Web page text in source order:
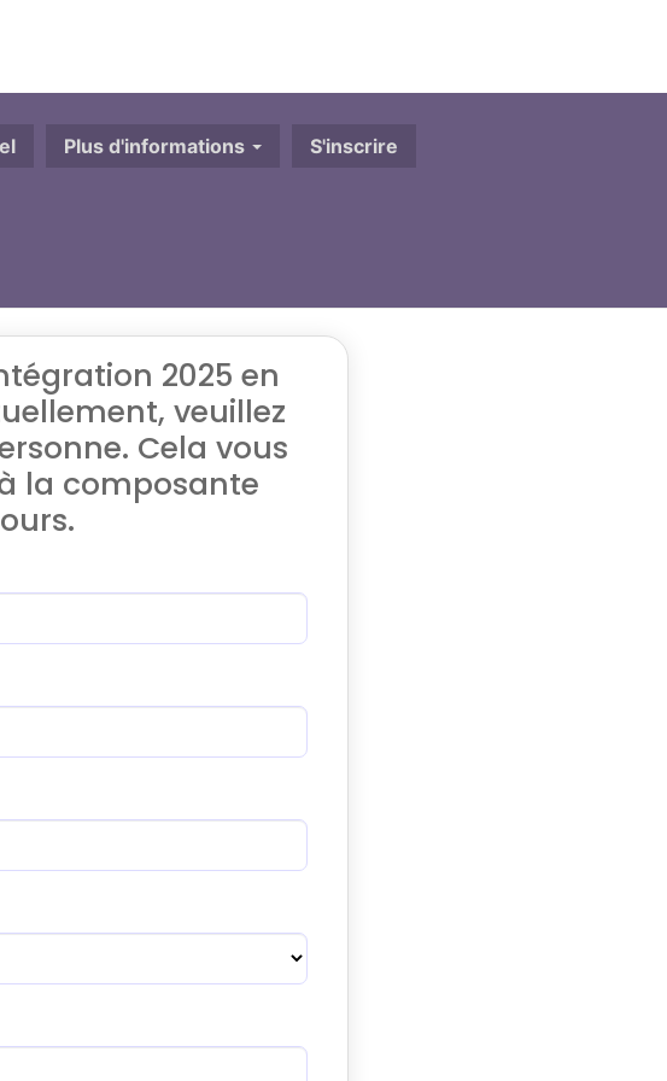
Plus d'informations S'inscrire
2025 en
veuillez
Cela vous
la composante